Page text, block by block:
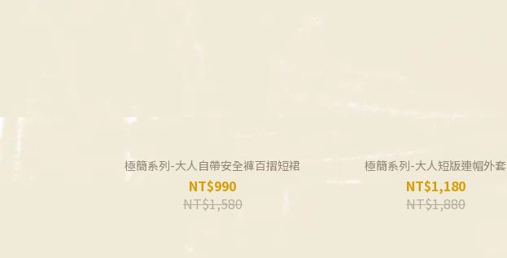
極簡系列-大人自帶安全褲百摺短裙
NT$990
NT$1,580
極簡系列-大人短版連帽外套
NT$1,180
NT$1,880